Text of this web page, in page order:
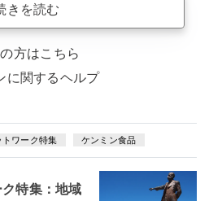
きを読む
方はこちら
に関するヘルプ
ワーク特集 ケンミン食品
特集：地域